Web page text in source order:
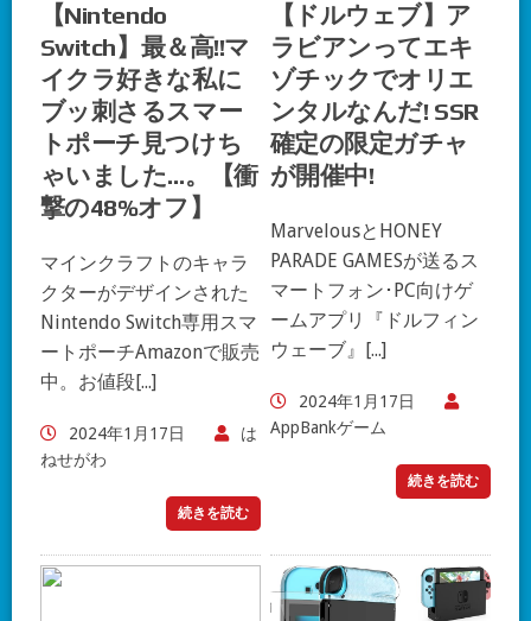
【Nintendo
Switch】最＆高!!マ
イクラ好きな私に
ブッ刺さるスマー
トポーチ見つけち
ゃいました…。【衝
撃の48%オフ】
マインクラフトのキャラ
クターがデザインされた
Nintendo Switch専用スマ
ートポーチAmazonで販売
中。お値段[...]
2024年1月17日
は
ねせがわ
続きを読む
【ドルウェブ】ア
ラビアンってエキ
ゾチックでオリエ
ンタルなんだ! SSR
確定の限定ガチャ
が開催中!
MarvelousとHONEY
PARADE GAMESが送るス
マートフォン･PC向けゲ
ームアプリ『ドルフィン
ウェーブ』[...]
2024年1月17日
AppBankゲーム
続きを読む